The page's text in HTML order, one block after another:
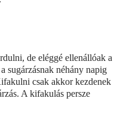
de eléggé ellenállóak a
sugárzásnak néhány napig
csak akkor kezdenek
A kifakulás persze